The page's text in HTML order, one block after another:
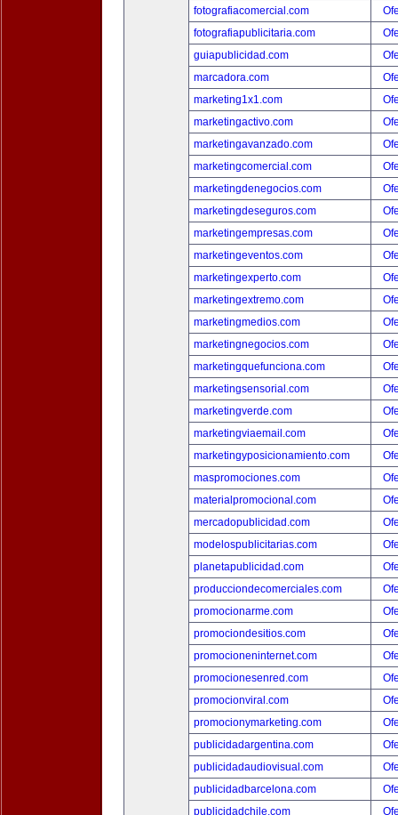
fotografiacomercial.com
fotografiapublicitaria.com
guiapublicidad.com
marcadora.com
marketing1x1.com
marketingactivo.com
marketingavanzado.com
marketingcomercial.com
marketingdenegocios.com
marketingdeseguros.com
marketingempresas.com
marketingeventos.com
marketingexperto.com
marketingextremo.com
marketingmedios.com
marketingnegocios.com
marketingquefunciona.com
marketingsensorial.com
marketingverde.com
marketingviaemail.com
marketingyposicionamiento.com
maspromociones.com
materialpromocional.com
mercadopublicidad.com
modelospublicitarias.com
planetapublicidad.com
producciondecomerciales.com
promocionarme.com
promociondesitios.com
promocioneninternet.com
promocionesenred.com
promocionviral.com
promocionymarketing.com
publicidadargentina.com
publicidadaudiovisual.com
publicidadbarcelona.com
publicidadchile.com